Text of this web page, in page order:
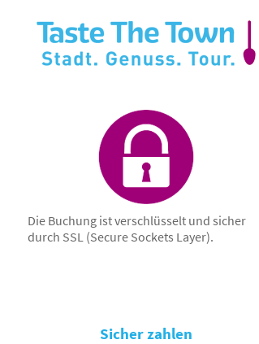
Die Buchung ist verschlüsselt und sicher
durch SSL (Secure Sockets Layer).
Sicher zahlen